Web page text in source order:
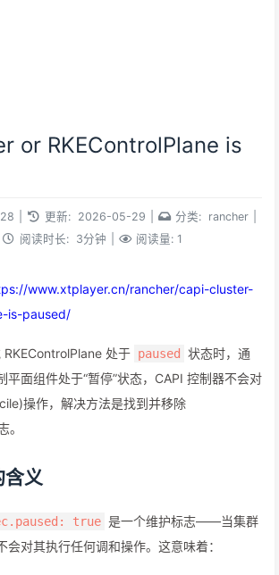
or RKEControlPlane is
更新: 2026-05-29 分类: rancher
阅读时长: 3分钟 阅读量: 1
www.xtplayer.cn/rancher/capi-cluster-
is-paused/
处于 paused
状态时，通
平面组件处于“暂停”状态，CAPI 控制器不会对
操作，解决方法是找到并移除
。
含义
true 是一个维护标志——当集群
会对其执行任何调和操作。这意味着：